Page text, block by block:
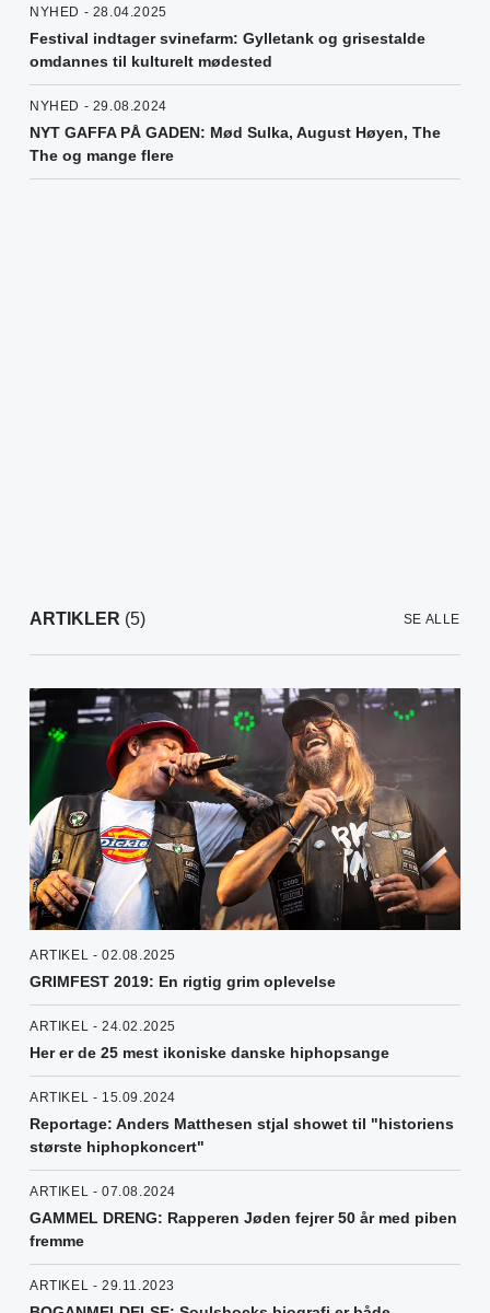
NYHED - 28.04.2025
Festival indtager svinefarm: Gylletank og grisestalde
omdannes til kulturelt mødested
NYHED - 29.08.2024
NYT GAFFA PÅ GADEN: Mød Sulka, August Høyen, The
The og mange flere
ARTIKLER (5) SE ALLE
ARTIKEL - 02.08.2025
GRIMFEST 2019: En rigtig grim oplevelse
ARTIKEL - 24.02.2025
Her er de 25 mest ikoniske danske hiphopsange
ARTIKEL - 15.09.2024
Reportage: Anders Matthesen stjal showet til "historiens
største hiphopkoncert"
ARTIKEL - 07.08.2024
GAMMEL DRENG: Rapperen Jøden fejrer 50 år med piben
fremme
ARTIKEL - 29.11.2023